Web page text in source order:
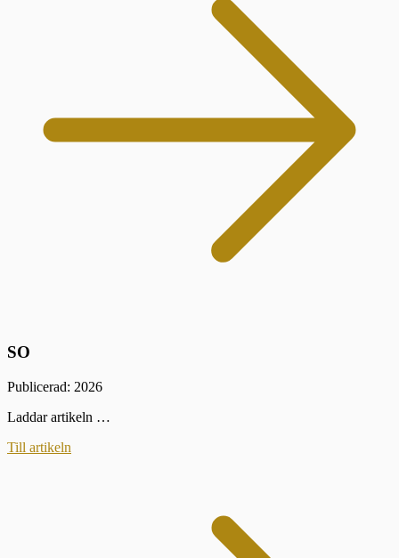
SO
Publicerad: 2026
Laddar artikeln …
Till artikeln